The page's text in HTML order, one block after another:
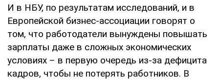
И в НБУ, по результатам исследований, и в
Европейской бизнес-ассоциации говорят о
том, что работодатели вынуждены повышать
зарплаты даже в сложных экономических
условиях – в первую очередь из-за дефицита
кадров, чтобы не потерять работников. В